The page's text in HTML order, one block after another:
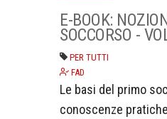
E-BOOK:
SOCCORSO -
PER TUTTI
FAD
Le basi del primo
conoscenze